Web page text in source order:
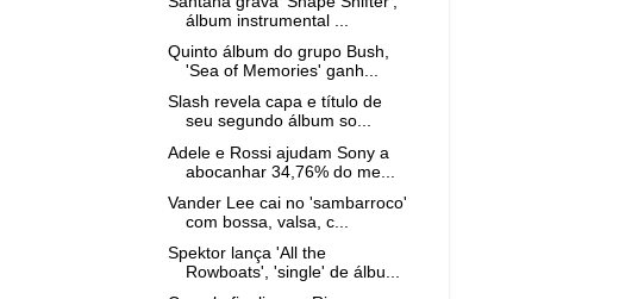
álbum instrumental ...
Quinto álbum do grupo Bush,
'Sea of Memories' ganh...
Slash revela capa e título de
seu segundo álbum so...
Adele e Rossi ajudam Sony a
abocanhar 34,76% do me...
Vander Lee cai no 'sambarroco'
com bossa, valsa, c...
Spektor lança 'All the
Rowboats', 'single' de álbu...